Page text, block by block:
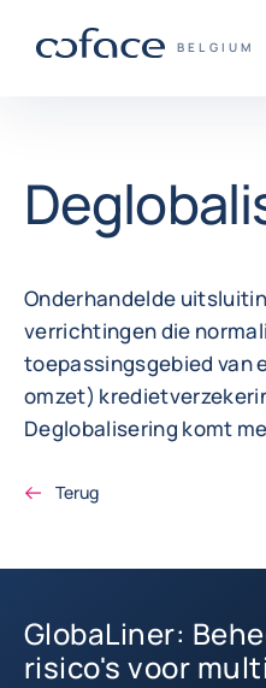
COFACE,
BELGIUM
Terug naar startpagina
Onderhandelde
verrichtingen die
toepassingsgebied van
omzet)
Deglobalisering komt
Terug
GlobaLiner:
risico's voor